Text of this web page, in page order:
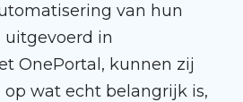
van hun
uitgevoerd in
OnePortal, kunnen zij
wat echt belangrijk is,